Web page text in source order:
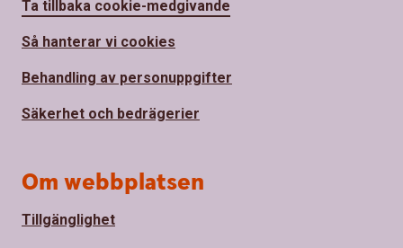
Ta tillbaka cookie-medgivande
Så hanterar vi cookies
Behandling av personuppgifter
Säkerhet och bedrägerier
Om webbplatsen
Tillgänglighet